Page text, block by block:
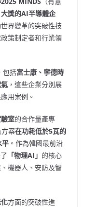
大獎的AI半導體企
界變革的突破性技
策制定者和行業領
包括富士康、寧德時
，這些企業分別展
用案例。
室的合作量產專
方案在功耗低於5瓦的
平 。作為韓國最前沿
「物理AI」 的核心
機器人、安防及智
方面的突破性進